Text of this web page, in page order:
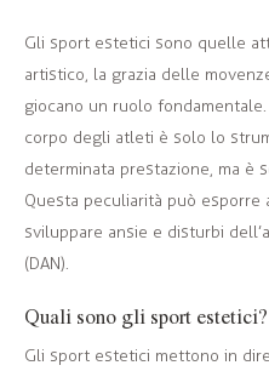
Gli sport estetici sono quelle
artistico, la grazia delle
giocano un ruolo
corpo degli atleti è solo lo
determinata prestazione, ma è
Questa peculiarità può esporre
sviluppare ansie e disturbi
(DAN).
Quali sono gli sport estetici?
Gli sport estetici mettono in